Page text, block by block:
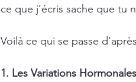
ce que j’écris sache que tu
Voilà ce qui se passe
1. Les Variations